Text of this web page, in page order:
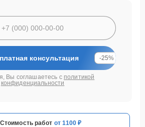
консультация -25%
Вы соглашаетесь с политикой
конфиденциальности
Стоимость работ от 1100 ₽